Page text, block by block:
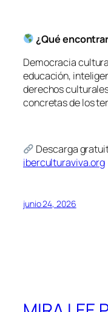
¿Qué
Democracia
educación,
derechos
concretas de los
Descarga
iberculturaviva.org
junio 24, 2026